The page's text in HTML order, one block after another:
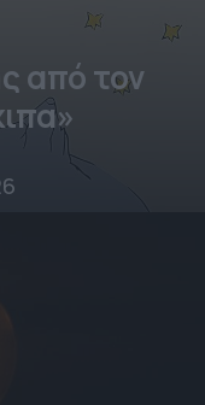
από τον